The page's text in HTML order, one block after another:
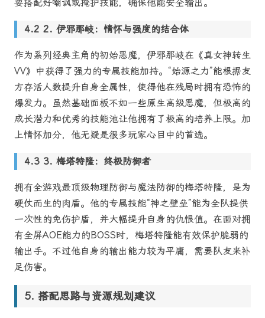
要搭配好嘲讽或掩护技能，确保他能安全输出。
2. 伊邪那岐：情怀与强度的结合体
作为系列经典主角的初始恶魔，伊邪那岐在《真女神转生
VV》中获得了强力的专属技能加持。“始源之力”能根据友
方存活人数提升自身全属性，使得他在残局时拥有恐怖的
爆发力。虽然基础面板不如一些原生高级恶魔，但极高的
成长潜力和优秀的技能池让他拥有了极高的培养上限。加
上情怀加分，他无疑是很多玩家心目中的首选。
3. 梅塔特隆：终极防御者
拥有全游戏最顶级物理防御与魔法防御的梅塔特隆，是为
硬仗而生的肉盾。他的专属技能“神之壁垒”能为全队提供
一次性的免伤护盾，并大幅提升自身的仇恨值。在面对拥
有全屏AOE能力的BOSS时，梅塔特隆能有效保护脆弱的
输出手。不过他自身的输出能力较为平庸，需要队友来补
足伤害。
搭配思路与资源规划建议